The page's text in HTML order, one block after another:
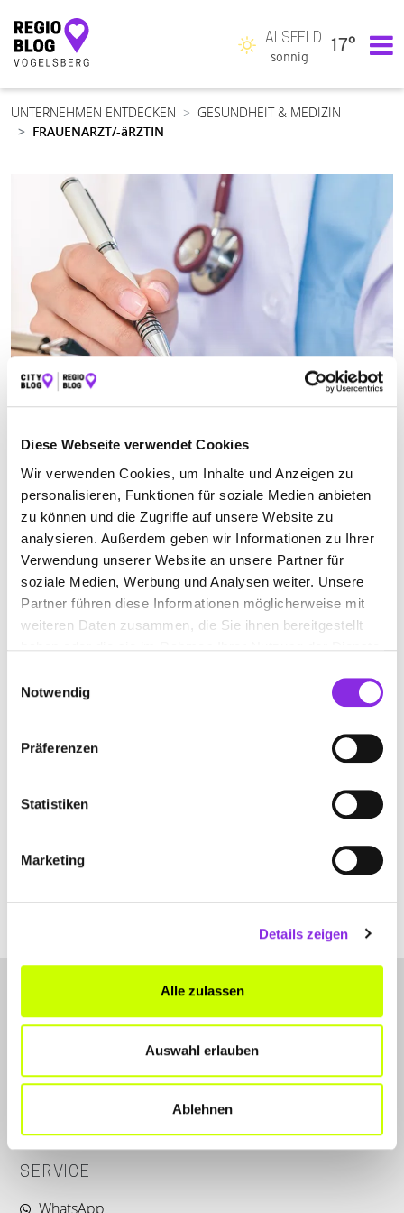
Diese Webseite verwendet Cookies
Wir verwenden Cookies, um Inhalte und Anzeigen zu
personalisieren, Funktionen für soziale Medien anbieten
zu können und die Zugriffe auf unsere Website zu
analysieren. Außerdem geben wir Informationen zu Ihrer
Verwendung unserer Website an unsere Partner für
soziale Medien, Werbung und Analysen weiter. Unsere
Partner führen diese Informationen möglicherweise mit
weiteren Daten zusammen, die Sie ihnen bereitgestellt
Notwendig
Präferenzen
Statistiken
Marketing
Details zeigen
Alle zulassen
Auswahl erlauben
Ablehnen
Hauptnavigation
ALSFELD
sonnig
17°
UNTERNEHMEN ENTDECKEN
GESUNDHEIT & MEDIZIN
FRAUENARZT/-äRZTIN
FRAUENARZT/-ÄRZTIN
Suchen nach
Finden
ROLAND STEIN PRAXIS FÜR
Eichhofstraße 1
Kontakt
SERVICE
WhatsApp